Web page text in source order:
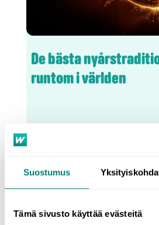
Suostumus
Tämä sivusto käyttää evästeitä
De bästa
runtom i världen